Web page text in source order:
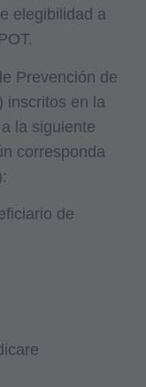
elegibilidad a
Prevención de
inscritos en la
la siguiente
corresponda
de